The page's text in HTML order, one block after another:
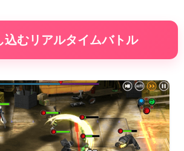
込むリアルタイムバトル